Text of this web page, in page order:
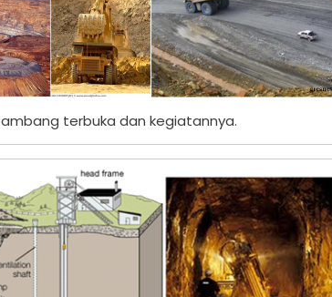
terbuka dan kegiatannya.